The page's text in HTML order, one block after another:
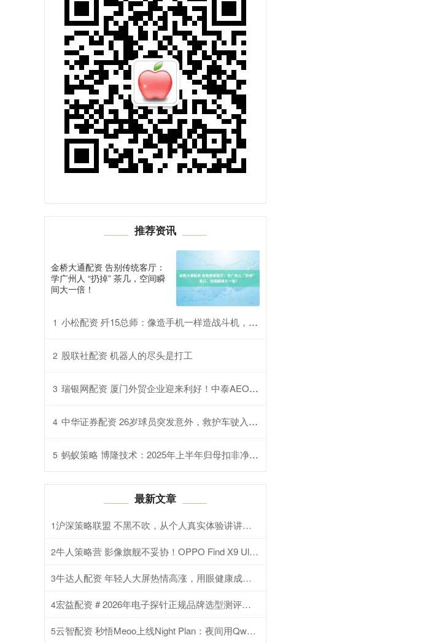
推荐资讯
金桥大通配资 告别传统客厅：
学广州人 “扔掉” 茶几，空间瞬
间大一倍！
1 小松配资 歼15总师：像造手机一样造战斗机，六代机可能两年后就会服役
2 股联社配资 机器人的尽头是打工
3 瑞银网配资 厦门外贸企业迎来利好！中泰AEO互认正式实施
4 中华证券配资 26岁球员突发意外，救护车驶入球场急救！知名男星也自曝发病濒死感受！警惕
5 蚂蚁策略 博隆技术：2025年上半年归母扣非净利润2.33亿元 同比增加210.19%
最新文章
1 沪深策略联盟 不黑不吹，从个人真实体验讲讲今年折叠屏到底要怎么选？
2 牛人策略营 影像旗舰不妥协！OPPO Find X9 Ultra性能测试
3 牛达人配资 年轻人大屏热情高涨，用眼健康成大难题？护眼电视选海信小墨E5S Pro就对了
4 宏益配资 # 2026年电子探针正规品牌选型测评指南
5 云智配资 秒悟Meoo上线Night Plan：夜间用Qwen3.7-Max最低2折